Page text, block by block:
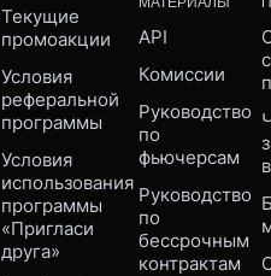
Текущие
промоакции
Условия
реферальной
программы
Условия
использования
программы
«Пригласи
друга»
API
Комиссии
Руководство
по
фьючерсам
Руководство
по
бессрочным
контрактам